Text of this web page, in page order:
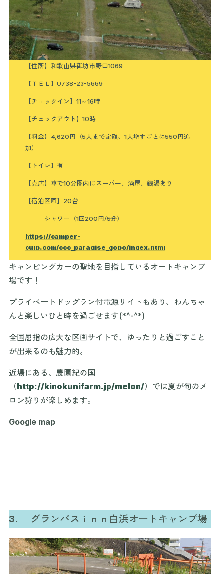
【住所】和歌山県御坊市野口1069
【ＴＥＬ】0738-23-5669
【チェックイン】11～16時
【チェックアウト】10時
【料金】4,620円（5人まで定額、1人増すごとに550円追
加）
【トイレ】有
【売店】車で10分圏内にスーパー、酒屋、銭湯あり
【宿泊区画】20台
シャワー（1回200円/5分）
https://camper-
culb.com/ccc_paradise_gobo/index.html
キャンピングカーの聖地を目指しているオートキャンプ
場です！
プライベートドッグラン付電源サイトもあり、わんちゃ
んと楽しいひと時を過ごせます(*^-^*)
全国屈指の広大な区画サイトで、ゆったりと過ごすこと
が出来るのも魅力的。
近場にある、農園紀の国
（http://kinokunifarm.jp/melon/）では夏が旬のメ
ロン狩りが楽しめます。
Google map
3. グランパスｉｎｎ白浜オートキャンプ場